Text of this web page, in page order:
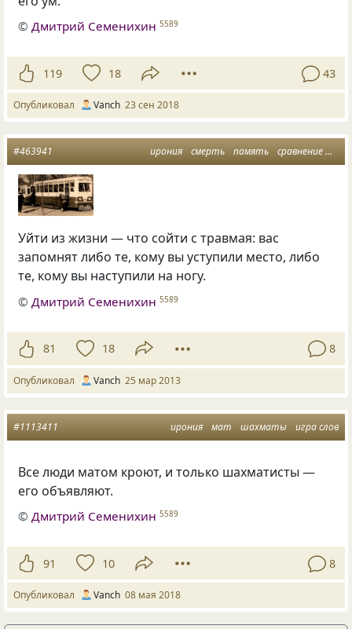
©Дмитрий Семенихин 5589
119 18 43
Опубликовал Vanch 23 сен 2018
ирония смерть память сравнение
#463941
Уйти из жизни — что сойти с травмая: вас
запомнят либо те, кому вы уступили место, либо
те, кому вы наступили на ногу.
© Дмитрий Семенихин 5589
81 18 8
Опубликовал Vanch 25 мар 2013
ирония мат шахматы игра слов
#1113411
Все люди матом кроют, и только шахматисты —
его объявляют.
©Дмитрий Семенихин 5589
91 10 8
Опубликовал Vanch 08 мая 2018